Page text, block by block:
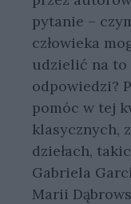
pytanie –
człowieka
udzielić na to
odpowiedzi?
pomóc w tej
klasycznych,
dziełach,
Gabriela
Marii